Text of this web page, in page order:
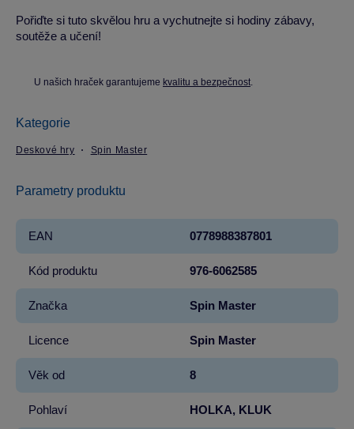
Pořiďte si tuto skvělou hru a vychutnejte si hodiny zábavy,
soutěže a učení!
U našich hraček garantujeme kvalitu a bezpečnost.
Kategorie
Deskové hry Spin Master
Parametry produktu
EAN 0778988387801
Kód produktu 976-6062585
Značka Spin Master
Licence Spin Master
Věk od 8
Pohlaví HOLKA, KLUK